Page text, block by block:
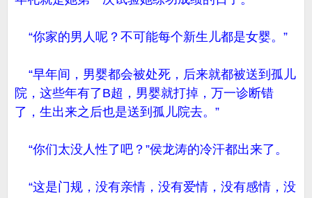
“你家的男人呢？不可能每个新生儿都是女婴。”
“早年间，男婴都会被处死，后来就都被送到孤儿
院，这些年有了B超，男婴就打掉，万一诊断错
了，生出来之后也是送到孤儿院去。”
“你们太没人性了吧？”侯龙涛的冷汗都出来了。
“这是门规，没有亲情，没有爱情，没有感情，没